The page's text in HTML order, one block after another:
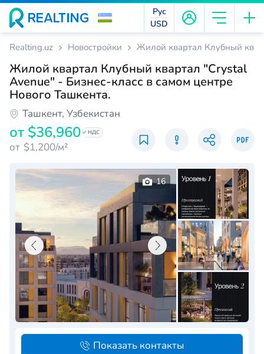
Рус
USD
Realting.uz Новостройки Жилой квартал Клубный
Жилой квартал Клубный квартал "Crystal
Avenue" - Бизнес-класс в самом центре
Нового Ташкента.
Ташкент, Узбекистан
от $36,960 НДС
от $1,200/м²
16
Показать контакты